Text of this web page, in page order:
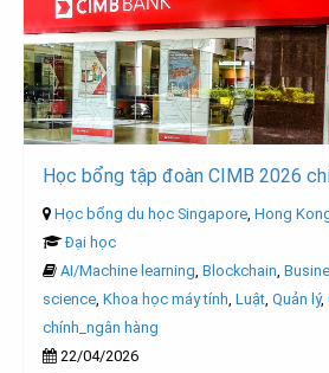
Học bổng tập đoàn CIMB 2026
Học bổng du học Singapore Hong
Đại học
AI/Machine learning Blockchain
science Khoa học máy tính Luật Quản lý,
chính_ngân hàng
22/04/2026